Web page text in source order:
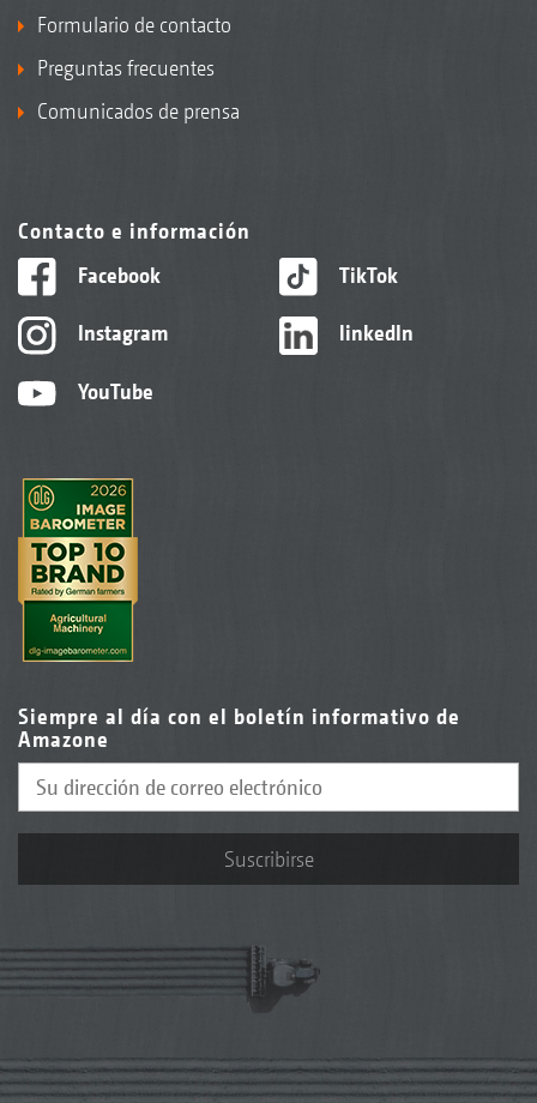
Formulario de contacto
Preguntas frecuentes
Comunicados de prensa
Contacto e información
Facebook
Instagram
YouTube
TikTok
linkedIn
Siempre al día con el boletín informativo de
Amazone
Suscribirse